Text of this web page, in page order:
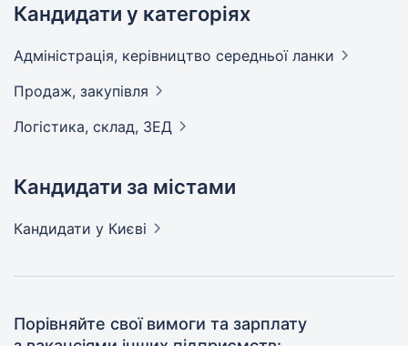
Кандидати у категоріях
Адмiнiстрацiя, керівництво середньої ланки
Продаж, закупівля
Логістика, склад, ЗЕД
Кандидати за містами
Кандидати у Києві
Порівняйте свої вимоги та зарплату